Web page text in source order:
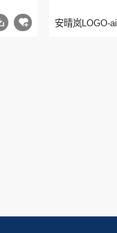
安晴岚LOGO-ai